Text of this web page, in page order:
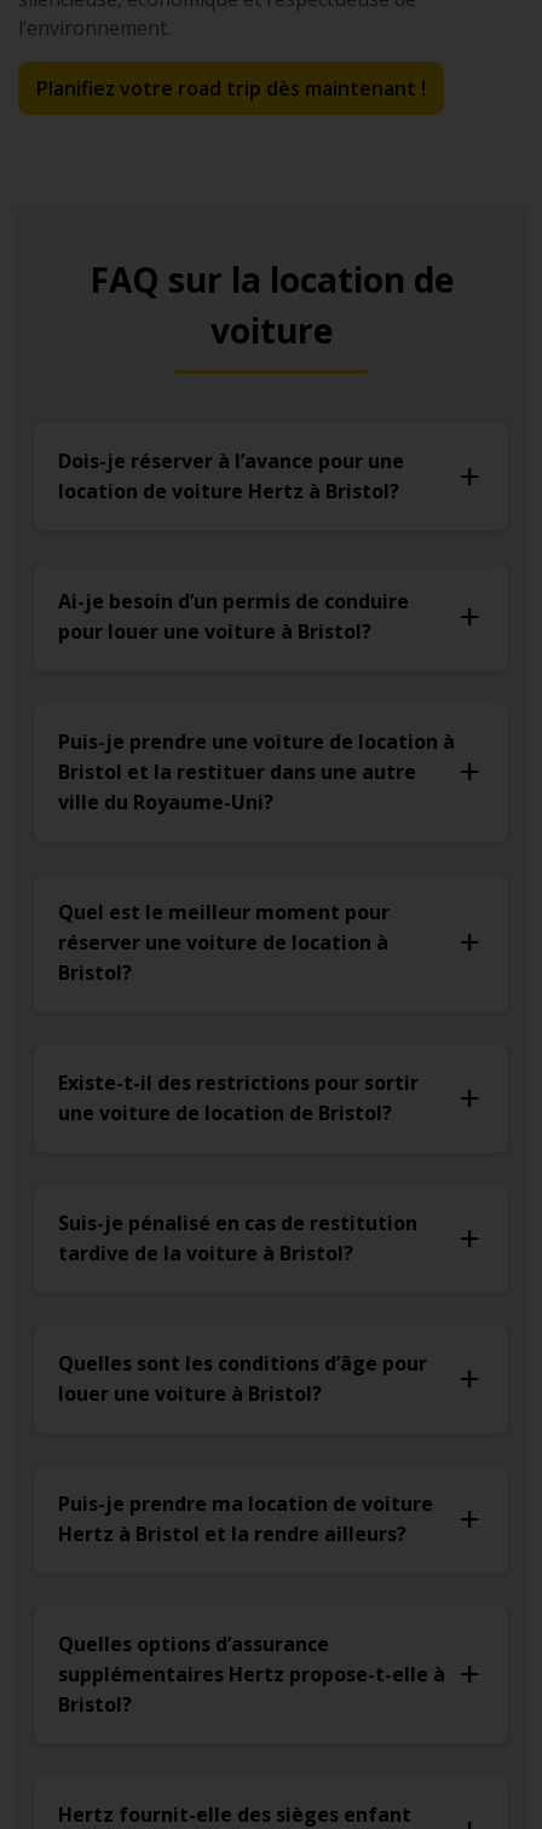
l’environnement.
Planifiez votre road trip dès maintenant !
FAQ sur la location de
voiture
Dois-je réserver à l’avance pour une
location de voiture Hertz à Bristol?
Ai-je besoin d’un permis de conduire
pour louer une voiture à Bristol?
Puis-je prendre une voiture de location à
Bristol et la restituer dans une autre
ville du Royaume-Uni?
Quel est le meilleur moment pour
réserver une voiture de location à
Bristol?
Existe-t-il des restrictions pour sortir
une voiture de location de Bristol?
Suis-je pénalisé en cas de restitution
tardive de la voiture à Bristol?
Quelles sont les conditions d’âge pour
louer une voiture à Bristol?
Puis-je prendre ma location de voiture
Hertz à Bristol et la rendre ailleurs?
Quelles options d’assurance
supplémentaires Hertz propose-t-elle à
Bristol?
Hertz fournit-elle des sièges enfant